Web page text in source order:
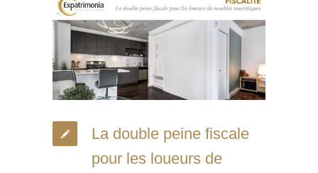
La double peine fiscale
pour les loueurs de